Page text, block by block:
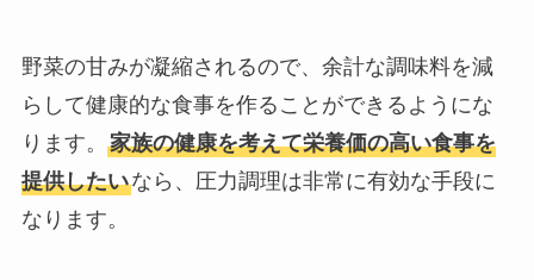
野菜の甘みが凝縮されるので、余計な調味料を減
らして健康的な食事を作ることができるようにな
ります。 家族の健康を考えて栄養価の高い食事を
提供したいなら、圧力調理は非常に有効な手段に
なります。